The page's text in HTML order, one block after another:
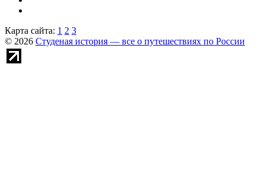
Карта сайта: 1 2 3
© 2026 Студеная история — все о путешествиях по России